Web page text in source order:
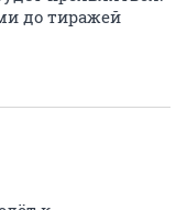
до тиражей